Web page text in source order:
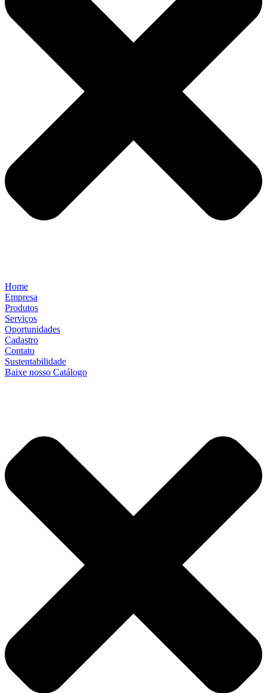
Home
Empresa
Produtos
Serviços
Oportunidades
Cadastro
Contato
Sustentabilidade
Baixe nosso Catálogo